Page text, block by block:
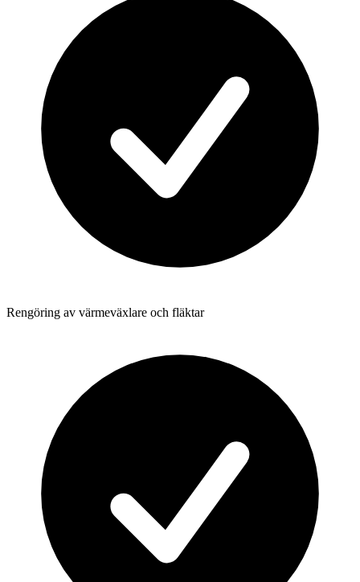
Rengöring av värmeväxlare och fläktar